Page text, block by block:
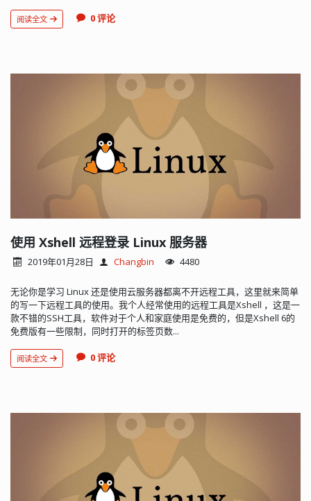
阅读全文 0 评论
使用 Xshell 远程登录 Linux 服务器
2019年01月28日 Changbin 4480
无论你是学习 Linux 还是使用云服务器都离不开远程工具，这里就来简单
的写一下远程工具的使用。我个人经常使用的远程工具是Xshell ，这是一
款不错的SSH工具，软件对于个人和家庭使用是免费的，但是Xshell 6的
免费版有一些限制，同时打开的标签页数...
阅读全文 0 评论